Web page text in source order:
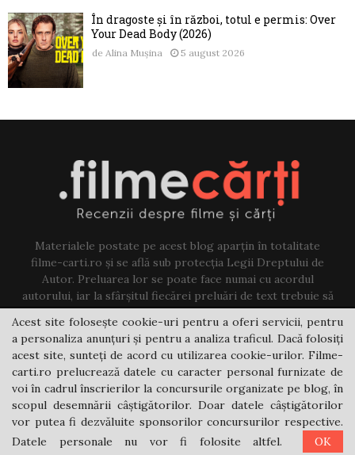
În dragoste și în război, totul e permis: Over
Your Dead Body (2026)
de Alina Mușina 5 august 2026
Materialele postate pe acest blog aparțin în totalitate
filme-carti.ro și se află sub protecția Legii Dreptului de
Autor. Preluarea lor se poate face numai cu acordul
autorului, iar la sfârșitul fiecărei preluări de text trebuie să
existe un link către acest blog.
Contact us:jovi@filme-carti.ro
Acest site folosește cookie-uri pentru a oferi servicii, pentru
a personaliza anunțuri și pentru a analiza traficul. Dacă folosiți
acest site, sunteți de acord cu utilizarea cookie-urilor. Filme-
carti.ro prelucrează datele cu caracter personal furnizate de
voi în cadrul înscrierilor la concursurile organizate pe blog, în
scopul desemnării câștigătorilor. Doar datele câștigătorilor
vor putea fi dezvăluite sponsorilor concursurilor respective.
Datele personale nu vor fi folosite altfel.
OK